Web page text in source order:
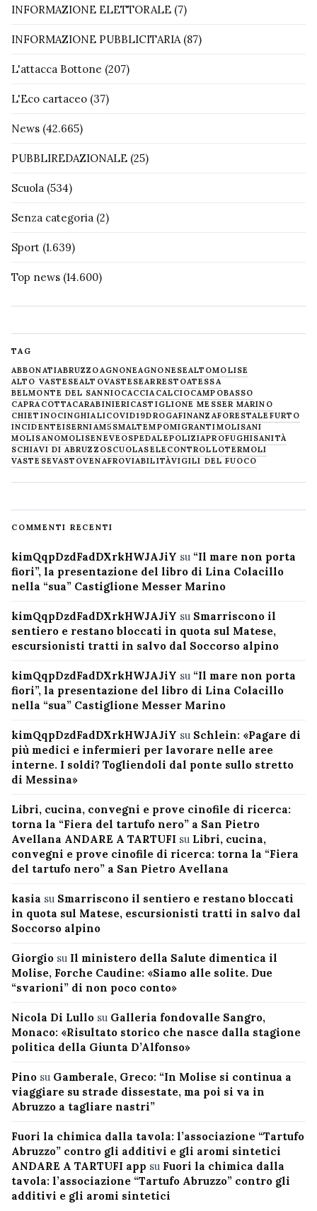
INFORMAZIONE ELETTORALE (7)
INFORMAZIONE PUBBLICITARIA(87)
L'attacca Bottone (207)
L'Eco cartaceo (37)
News (42.665)
PUBBLIREDAZIONALE (25)
Scuola (534)
Senza categoria (2)
Sport (1.639)
Top news (14.600)
TAG
ABBONATIABRUZZOAGNONEAGNONESEALTOMOLISE
ALTO VASTESEALTOVASTESEARRESTOATESSA
BELMONTE DEL SANNIOCACCIACALCIOCAMPOBASSO
CAPRACOTTACARABINIERICASTIGLIONE MESSER MARINO
CHIETINOCINGHIALICOVID19DROGAFINANZAFORESTALE FURTO
INCIDENTEISERNIAM5SMALTEMPOMIGRANTIMOLISANI
MOLISANOMOLISENEVE OSPEDALEPOLIZIAPROFUGHISANITÀ
SCHIAVI DI ABRUZZOSCUOLASELECONTROLLOTERMOLI
VASTESEVASTOVENAFROVIABILITÀVIGILI DEL FUOCO
COMMENTI RECENTI
kimQqpDzdFadDXrkHWJAJiY su “Il mare non porta
fiori”, la presentazione del libro di Lina Colacillo
nella “sua” Castiglione Messer Marino
kimQqpDzdFadDXrkHWJAJiY su Smarriscono il
sentiero e restano bloccati in quota sul Matese,
escursionisti tratti in salvo dal Soccorso alpino
kimQqpDzdFadDXrkHWJAJiY su “Il mare non porta
fiori”, la presentazione del libro di Lina Colacillo
nella “sua” Castiglione Messer Marino
kimQqpDzdFadDXrkHWJAJiY su Schlein: «Pagare di
più medici e infermieri per lavorare nelle aree
interne. I soldi? Togliendoli dal ponte sullo stretto
di Messina»
Libri, cucina, convegni e prove cinofile di ricerca:
torna la “Fiera del tartufo nero” a San Pietro
Avellana ANDARE A TARTUFI su Libri, cucina,
convegni e prove cinofile di ricerca: torna la “Fiera
del tartufo nero” a San Pietro Avellana
kasia su Smarriscono il sentiero e restano bloccati
in quota sul Matese, escursionisti tratti in salvo dal
Soccorso alpino
Giorgio su Il ministero della Salute dimentica il
Molise, Forche Caudine: «Siamo alle solite. Due
“svarioni” di non poco conto»
Nicola Di Lullo su Galleria fondovalle Sangro,
Monaco: «Risultato storico che nasce dalla stagione
politica della Giunta D’Alfonso»
Pino su Gamberale, Greco: “In Molise si continua a
viaggiare su strade dissestate, ma poi si va in
Abruzzo a tagliare nastri”
Fuori la chimica dalla tavola: l’associazione “Tartufo
Abruzzo” contro gli additivi e gli aromi sintetici
ANDARE A TARTUFI app su Fuori la chimica dalla
tavola: l’associazione “Tartufo Abruzzo” contro gli
additivi e gli aromi sintetici